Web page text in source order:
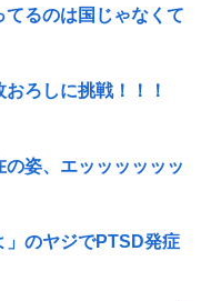
てるのは国じゃなくて
ろしに挑戦！！！
の姿、エッッッッッッ
」のヤジでPTSD発症